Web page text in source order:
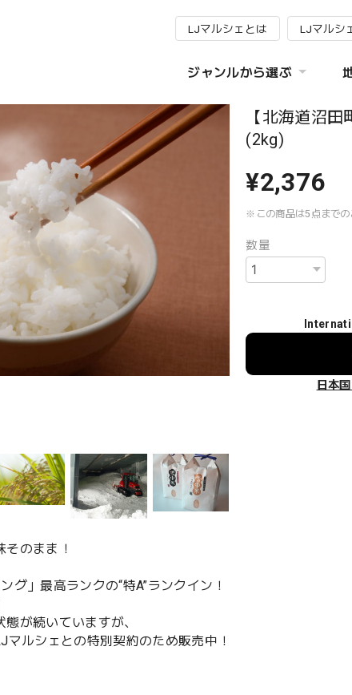
LJマルシェとは LJマルシ
ジャンルから選ぶ
【北海道沼
(2kg)
¥2,376
※この商品は5点までの
数量
日本
のまま！
グ」最高ランクの“特A”ランクイン！
が続いていますが、
ルシェとの特別契約のため販売中！